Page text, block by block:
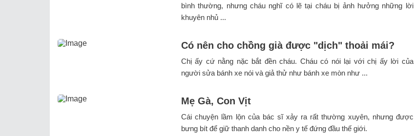
bình thường, nhưng cháu nghĩ có lẽ tại cháu bị ảnh hưởng những lời
khuyên nhủ ...
Có nên cho chồng già được "dịch" thoải mái?
Chị ấy cứ nằng nặc bắt đền cháu. Cháu có nói lại với chị ấy lời của
người sửa bánh xe nói và giả thử như bánh xe mòn như ...
Mẹ Gà, Con Vịt
Cái chuyện lầm lộn của bác sĩ xảy ra rất thường xuyên, nhưng được
bưng bít để giữ thanh danh cho nền y tế đứng đầu thế giới.